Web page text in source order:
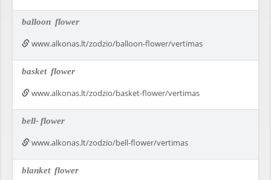
balloon flower
www.alkonas.lt/zodzio/balloon-flower/vertimas
basket flower
www.alkonas.lt/zodzio/basket-flower/vertimas
bell-flower
www.alkonas.lt/zodzio/bell-flower/vertimas
blanket flower